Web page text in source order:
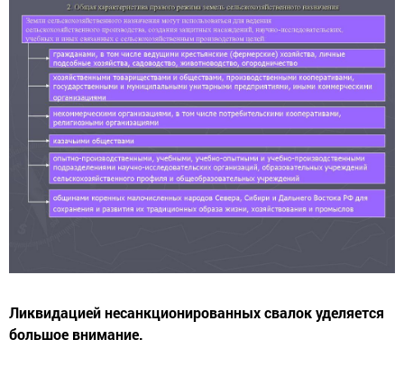
Ликвидацией несанкционированных свалок уделяется
большое внимание.